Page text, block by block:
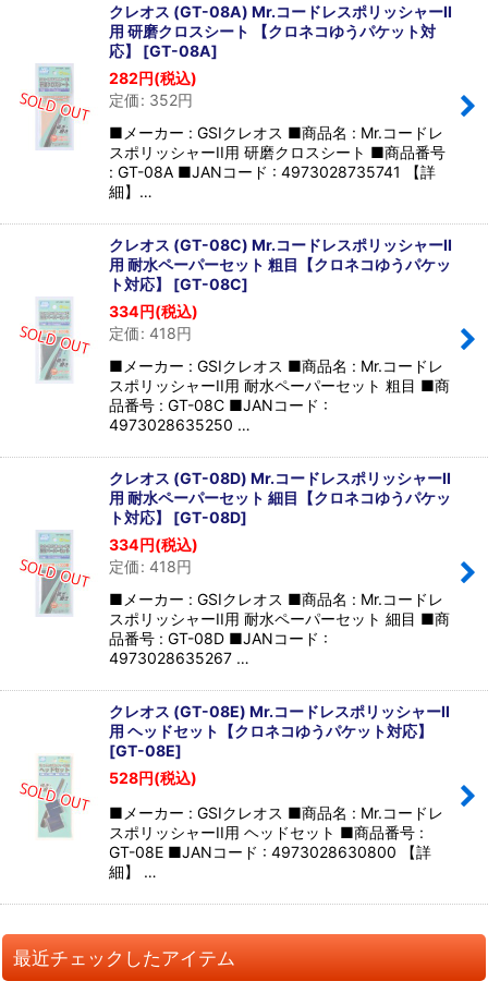
クレオス (GT-08A) Mr.コードレスポリッシャーII
用 研磨クロスシート 【クロネコゆうパケット対
応】 [GT-08A]
282円(税込)
定価: 352円
■メーカー : GSIクレオス ■商品名 : Mr.コードレ
スポリッシャーII用 研磨クロスシート ■商品番号
: GT-08A ■JANコード : 4973028735741 【詳
細】…
クレオス (GT-08C) Mr.コードレスポリッシャーII
用 耐水ペーパーセット 粗目【クロネコゆうパケッ
ト対応】 [GT-08C]
334円(税込)
定価: 418円
■メーカー : GSIクレオス ■商品名 : Mr.コードレ
スポリッシャーII用 耐水ペーパーセット 粗目 ■商
品番号 : GT-08C ■JANコード :
4973028635250 …
クレオス (GT-08D) Mr.コードレスポリッシャーII
用 耐水ペーパーセット 細目【クロネコゆうパケッ
ト対応】 [GT-08D]
334円(税込)
定価: 418円
■メーカー : GSIクレオス ■商品名 : Mr.コードレ
スポリッシャーII用 耐水ペーパーセット 細目 ■商
品番号 : GT-08D ■JANコード :
4973028635267 …
クレオス (GT-08E) Mr.コードレスポリッシャーII
用 ヘッドセット【クロネコゆうパケット対応】
[GT-08E]
528円(税込)
■メーカー : GSIクレオス ■商品名 : Mr.コードレ
スポリッシャーII用 ヘッドセット ■商品番号 :
GT-08E ■JANコード : 4973028630800 【詳
細】 …
最近チェックしたアイテム